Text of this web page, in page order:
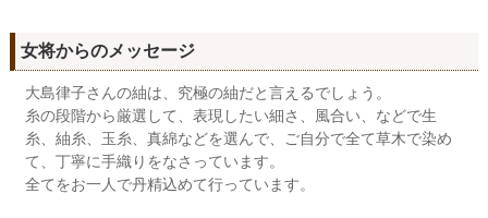
女将からのメッセージ
大島律子さんの紬は、究極の紬だと言えるでしょう。
糸の段階から厳選して、表現したい細さ、風合い、などで生
糸、紬糸、玉糸、真綿などを選んで、ご自分で全て草木で染め
て、丁寧に手織りをなさっています。
全てをお一人で丹精込めて行っています。